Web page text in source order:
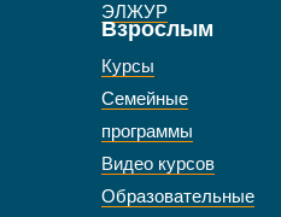
ЭЛЖУР
Взрослым
Курсы
Семейные
программы
Видео курсов
Образовательные